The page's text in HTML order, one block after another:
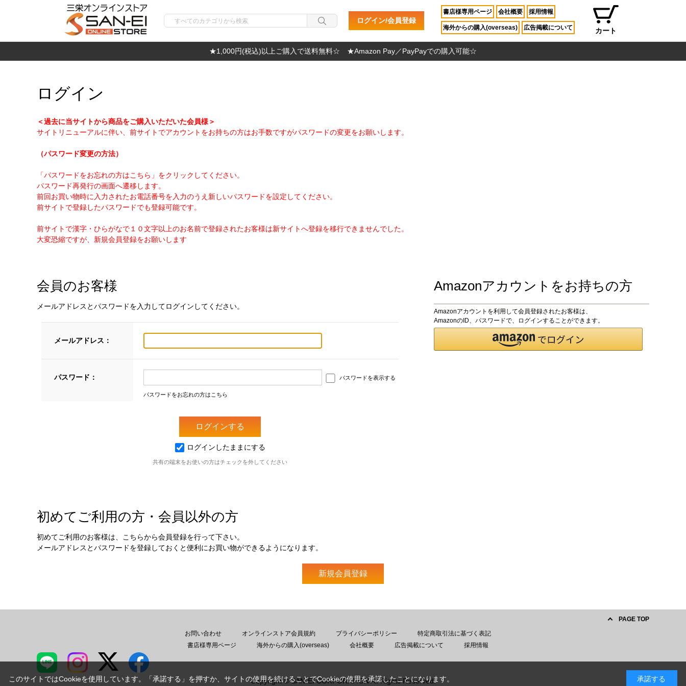
ログイン/会員登録
書店様専用ページ 会社概要 採用情報
海外からの購入(overseas) 広告掲載について カート
★1,000円(税込)以上ご購入で送料無料☆ ★Amazon Pay／PayPayでの購入可能☆
ログイン
＜過去に当サイトから商品をご購入いただいた会員様＞
サイトリニューアルに伴い、前サイトでアカウントをお持ちの方はお手数ですがパスワードの変更をお願いします。
（パスワード変更の方法）
「パスワードをお忘れの方はこちら」をクリックしてください。
パスワード再発行の画面へ遷移します。
前回お買い物時に入力されたお電話番号を入力のうえ新しいパスワードを設定してください。
前サイトで登録したパスワードでも登録可能です。
前サイトで漢字・ひらがなで１０文字以上のお名前で登録されたお客様は新サイトへ登録を移行できませんでした。
大変恐縮ですが、新規会員登録をお願いします
会員のお客様
メールアドレスとパスワードを入力してログインしてください。
メールアドレス：
パスワード： パスワードを表示する
パスワードをお忘れの方はこちら
ログインしたままにする
共有の端末をお使いの方はチェックを外してください
Amazonアカウントをお持ちの方
Amazonアカウントを利用して会員登録されたお客様は、
AmazonのID、パスワードで、ログインすることができます。
初めてご利用の方・会員以外の方
初めてご利用のお客様は、こちらから会員登録を行って下さい。
メールアドレスとパスワードを登録しておくと便利にお買い物ができるようになります。
PAGE TOP
お問い合わせ
オンラインストア会員規約 プライバシーポリシー
特定商取引法に基づく表記
書店様専用ページ
海外からの購入(overseas) 会社概要 広告掲載について 採用情報
Copyright © SAN-EI CORPORATION All Rights Reserved.
このサイトではCookieを使用しています。「承諾する」を押すか、サイトの使用を続けることでCookieの使用を承諾したことになります。 承諾する